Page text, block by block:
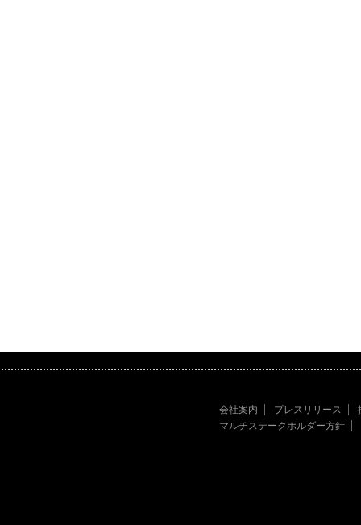
会社案内 プレスリリース
マルチステークホルダー方針